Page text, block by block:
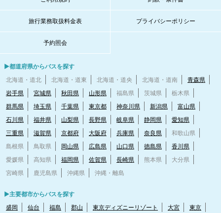
旅行業務取扱料金表 プライバシーポリシー
予約照会
▶都道府県からバスを探す
北海道・道北
北海道・道東 北海道・道央 北海道・道南
青森県
岩手県
宮城県 秋田県 山形県 福島県 茨城県
栃木県
群馬県
埼玉県 千葉県 東京都 神奈川県 新潟県
富山県
石川県
福井県 山梨県 長野県 岐阜県 静岡県
愛知県
三重県
滋賀県 京都府 大阪府 兵庫県 奈良県
和歌山県
島根県
鳥取県 岡山県 広島県 山口県 徳島県
香川県
愛媛県
高知県 福岡県 佐賀県 長崎県 熊本県
大分県
宮崎県
鹿児島県 沖縄県 沖縄・離島
▶主要都市からバスを探す
盛岡
仙台 福島 郡山 東京ディズニーリゾート 大宮 東京